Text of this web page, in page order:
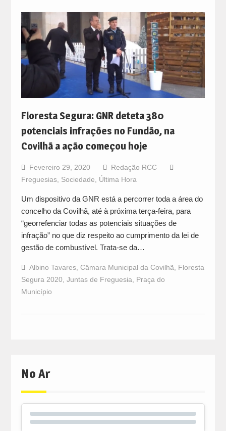
Floresta Segura: GNR deteta 380
potenciais infrações no Fundão, na
Covilhã a ação começou hoje
Fevereiro 29, 2020
Redação RCC
Freguesias, Sociedade, Última Hora
Um dispositivo da GNR está a percorrer toda a área do
concelho da Covilhã, até à próxima terça-feira, para
“georrefenciar todas as potenciais situações de
infração” no que diz respeito ao cumprimento da lei de
gestão de combustível. Trata-se da…
Albino Tavares, Câmara Municipal da Covilhã, Floresta
Segura 2020, Juntas de Freguesia, Praça do
Município
No Ar